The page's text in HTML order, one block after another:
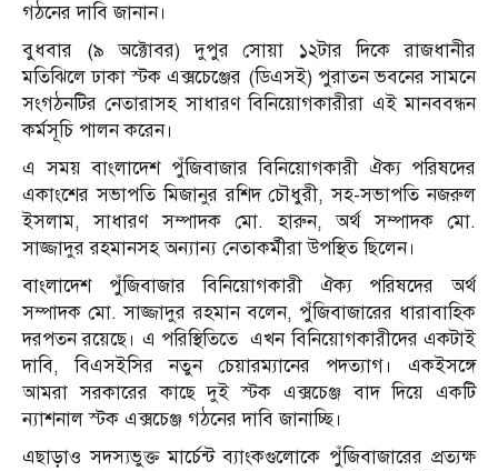
গঠনের দাবি জানান।
বুধবার (৯ অক্টোবর) দুপুর সোয়া ১২টার দিকে রাজধানীর
মতিঝিলে ঢাকা স্টক এক্সচেঞ্জের (ডিএসই) পুরাতন ভবনের সামনে
সংগঠনটির নেতারাসহ সাধারণ বিনিয়োগকারীরা এই মানববন্ধন
কর্মসূচি পালন করেন।
এ সময় বাংলাদেশ পুঁজিবাজার বিনিয়োগকারী ঐক্য পরিষদের
একাংশের সভাপতি মিজানুর রশিদ চৌধুরী, সহ-সভাপতি নজরুল
ইসলাম, সাধারণ সম্পাদক মো. হারুন, অর্থ সম্পাদক মো.
সাজ্জাদুর রহমানসহ অন্যান্য নেতাকর্মীরা উপস্থিত ছিলেন।
বাংলাদেশ পুঁজিবাজার বিনিয়োগকারী ঐক্য পরিষদের অর্থ
সম্পাদক মো. সাজ্জাদুর রহমান বলেন, পুঁজিবাজারের ধারাবাহিক
দরপতন রয়েছে। এ পরিস্থিতিতে এখন বিনিয়োগকারীদের একটাই
দাবি, বিএসইসির নতুন চেয়ারম্যানের পদত্যাগ। একইসঙ্গে
আমরা সরকারের কাছে দুই স্টক এক্সচেঞ্জ বাদ দিয়ে একটি
ন্যাশনাল স্টক এক্সচেঞ্জ গঠনের দাবি জানাচ্ছি।
এছাড়াও সদস্যভুক্ত মার্চেন্ট ব্যাংকগুলোকে পুঁজিবাজারের প্রত্যক্ষ